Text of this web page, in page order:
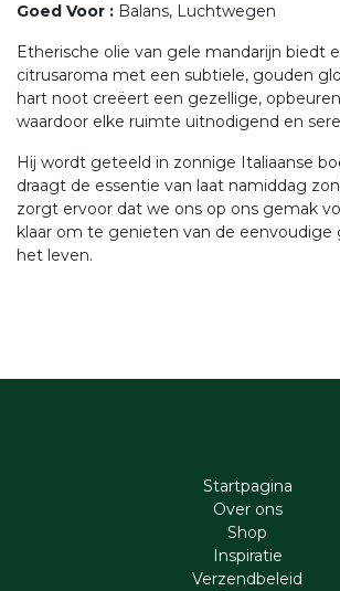
Goed Voor : Balans, Luchtwegen
Etherische olie van gele mandarijn biedt
citrusaroma met een subtiele, gouden
hart noot creëert een gezellige,
waardoor elke ruimte uitnodigend en
Hij wordt geteeld in zonnige Italiaanse
draagt de essentie van laat namiddag
zorgt ervoor dat we ons op ons gemak
klaar om te genieten van de eenvoudige
het leven.
Startpagina
Ove​r​ ons
Shop
Inspiratie
Verzendbeleid